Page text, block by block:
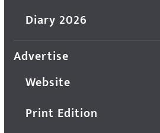
Diary 2026
Advertise
Website
Print Edition